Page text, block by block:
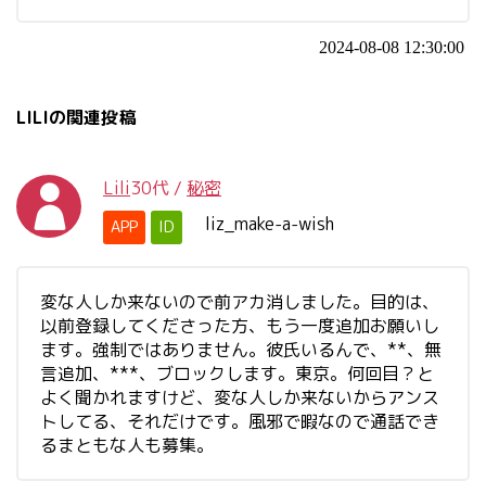
2024-08-08 12:30:00
LILIの関連投稿
Lili30代 / 秘密
APP ID liz_make-a-wish
変な人しか来ないので前アカ消しました。目的は、
以前登録してくださった方、もう一度追加お願いし
ます。強制ではありません。彼氏いるんで、**、無
言追加、***、ブロックします。東京。何回目？と
よく聞かれますけど、変な人しか来ないからアンス
トしてる、それだけです。風邪で暇なので通話でき
るまともな人も募集。